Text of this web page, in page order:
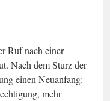
Ruf nach einer
Nach dem Sturz der
einen Neuanfang:
mehr